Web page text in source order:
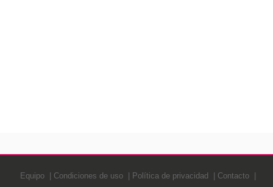
Equipo Condiciones de uso Política de privacidad Contacto